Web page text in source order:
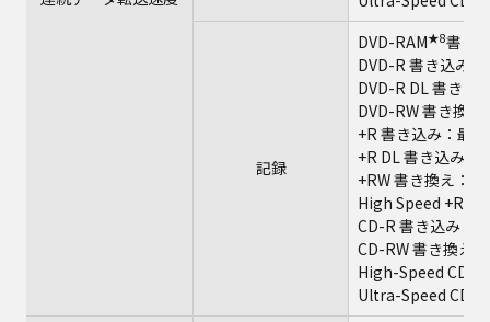
記録
DVD-RAM★8書き
DVD-R 書き込み
DVD-R DL 書き込
DVD-RW 書き換
+R 書き込み：最
+R DL 書き込み：
+RW 書き換え：
High Speed +RW
CD-R 書き込み：
CD-RW 書き換え
High-Speed CD-
Ultra-Speed CD-